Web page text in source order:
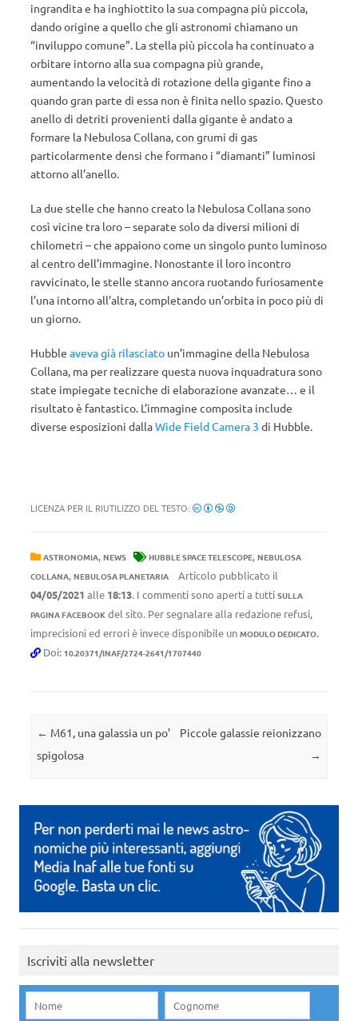
ingrandita e ha inghiottito la sua compagna più piccola,
dando origine a quello che gli astronomi chiamano un
“inviluppo comune”. La stella più piccola ha continuato a
orbitare intorno alla sua compagna più grande,
aumentando la velocità di rotazione della gigante fino a
quando gran parte di essa non è finita nello spazio. Questo
anello di detriti provenienti dalla gigante è andato a
formare la Nebulosa Collana, con grumi di gas
particolarmente densi che formano i “diamanti” luminosi
attorno all’anello.
La due stelle che hanno creato la Nebulosa Collana sono
così vicine tra loro – separate solo da diversi milioni di
chilometri – che appaiono come un singolo punto luminoso
al centro dell’immagine. Nonostante il loro incontro
ravvicinato, le stelle stanno ancora ruotando furiosamente
l’una intorno all’altra, completando un’orbita in poco più di
un giorno.
Hubble aveva già rilasciato un’immagine della Nebulosa
Collana, ma per realizzare questa nuova inquadratura sono
state impiegate tecniche di elaborazione avanzate… e il
risultato è fantastico. L’immagine composita include
diverse esposizioni dallaWide Field Camera 3 di Hubble.
LICENZA PER IL RIUTILIZZO DEL TESTO:
ASTRONOMIA, NEWS HUBBLE SPACE TELESCOPE, NEBULOSA
COLLANA, NEBULOSA PLANETARIA
Articolo pubblicato il
04/05/2021 alle 18:13. I commenti sono aperti a tutti SULLA
PAGINA FACEBOOK del sito. Per segnalare alla redazione refusi,
imprecisioni ed errori è invece disponibile un MODULO DEDICATO.
Doi: 10.20371/INAF/2724-2641/1707440
Navigazione articolo
← M61, una galassia un po’
spigolosa
Piccole galassie reionizzano
→
Iscriviti alla newsletter